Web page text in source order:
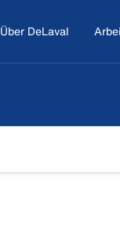
Über DeLaval